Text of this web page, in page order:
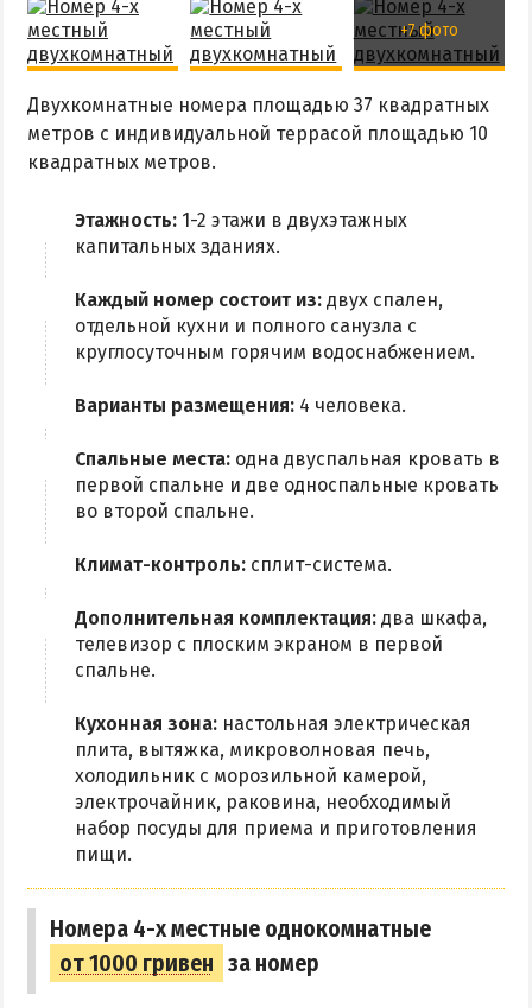
Из Харькова
Из Полтавы
Из Сум
Из Киева
+7 фото
Двухкомнатные номера площадью 37 квадратных
метров с индивидуальной террасой площадью 10
квадратных метров.
Этажность: 1-2 этажи в двухэтажных
капитальных зданиях.
Каждый номер состоит из: двух спален,
отдельной кухни и полного санузла с
круглосуточным горячим водоснабжением.
Варианты размещения: 4 человека.
Спальные места: одна двуспальная кровать в
первой спальне и две односпальные кровать
во второй спальне.
Климат-контроль: сплит-система.
Дополнительная комплектация: два шкафа,
телевизор с плоским экраном в первой
спальне.
Кухонная зона: настольная электрическая
плита, вытяжка, микроволновая печь,
холодильник с морозильной камерой,
электрочайник, раковина, необходимый
набор посуды для приема и приготовления
пищи.
Номера 4-х местные однокомнатные
от 1000 гривен за номер